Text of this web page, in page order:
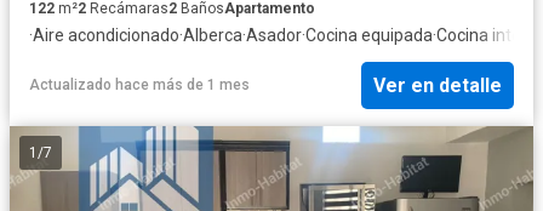
122 m²2 Recámaras2 BañosApartamento
·Aire acondicionado·Alberca·Asador·Cocina equipada·Cocina
Actualizado hace más de 1 mes Ver en detalle
1 /7